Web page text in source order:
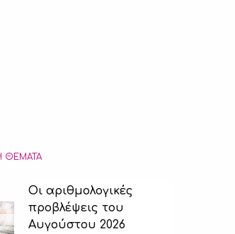
ΘΈΜΑΤΑ
Οι αριθμολογικές
προβλέψεις του
Αυγούστου 2026